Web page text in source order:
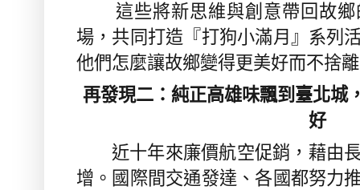
這些將新思維與創意帶回故鄉
場，共同打造『打狗小滿月』系列
他們怎麼讓故鄉變得更美好而不捨
再發現二：純正高雄味飄到臺北城
好
近十年來廉價航空促銷，藉由長
增。國際間交通發達、各國都努力